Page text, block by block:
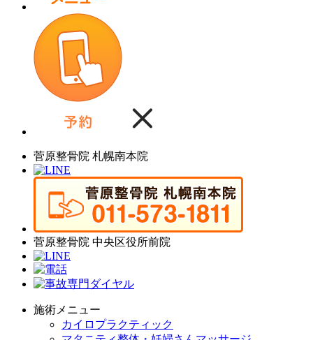
菅原整骨院 札幌南本院
菅原整骨院 中央区役所前院
施術メニュー
カイロプラクティック